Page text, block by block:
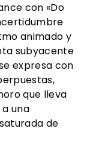
con «Do
animado y
subyacente
expresa con
que lleva
una
de